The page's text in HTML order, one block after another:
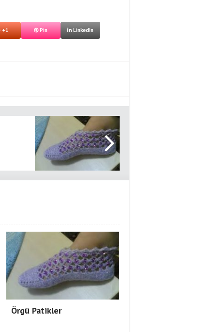
+1 Pin LinkedIn
Örgü Patikler